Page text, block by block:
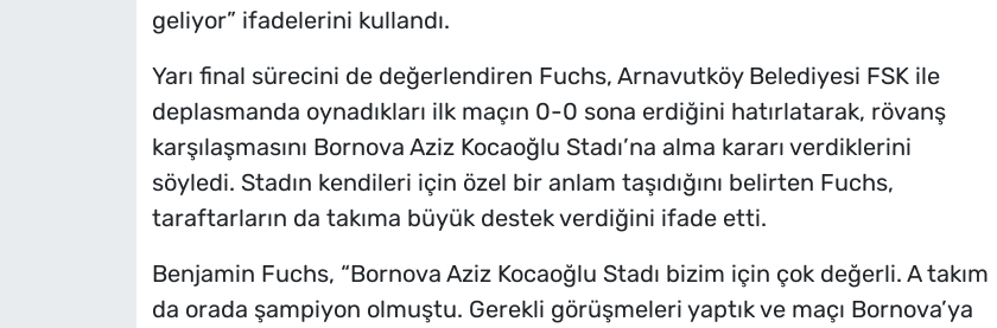
geliyor” ifadelerini kullandı.
Yarı final sürecini de değerlendiren Fuchs, Arnavutköy Belediyesi FSK ile
deplasmanda oynadıkları ilk maçın 0-0 sona erdiğini hatırlatarak, rövanş
karşılaşmasını Bornova Aziz Kocaoğlu Stadı’na alma kararı verdiklerini
söyledi. Stadın kendileri için özel bir anlam taşıdığını belirten Fuchs,
taraftarların da takıma büyük destek verdiğini ifade etti.
Benjamin Fuchs, “Bornova Aziz Kocaoğlu Stadı bizim için çok değerli. A takım
da orada şampiyon olmuştu. Gerekli görüşmeleri yaptık ve maçı Bornova’ya